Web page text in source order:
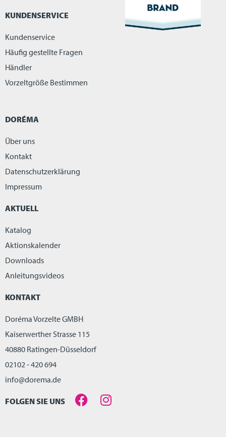
KUNDENSERVICE
Kundenservice
Häufig gestellte Fragen
Händler
Vorzeltgröße Bestimmen
DORÉMA
Über uns
Kontakt
Datenschutzerklärung
Impressum
AKTUELL
Katalog
Aktionskalender
Downloads
Anleitungsvideos
KONTAKT
Doréma Vorzelte GMBH
Kaiserwerther Strasse 115
40880 Ratingen-Düsseldorf
02102 - 420 694
info@dorema.de
FOLGEN SIE UNS